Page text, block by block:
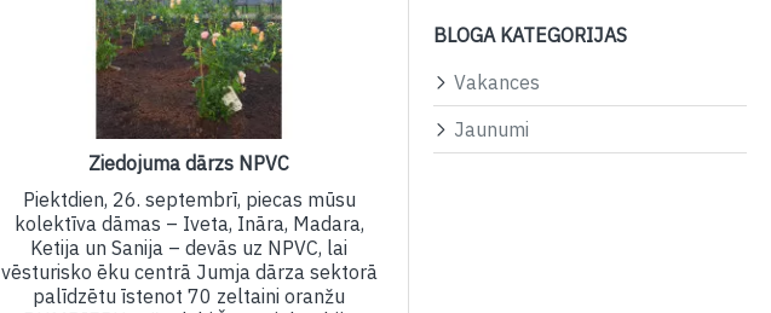
Ziedojuma dārzs NPVC
Piektdien, 26. septembrī, piecas mūsu
kolektīva dāmas – Iveta, Ināra, Madara,
Ketija un Sanija – devās uz NPVC, lai
vēsturisko ēku centrā Jumja dārza sektorā
palīdzētu īstenot 70 zeltaini oranžu
BLOGA KATEGORIJAS
Vakances
Jaunumi